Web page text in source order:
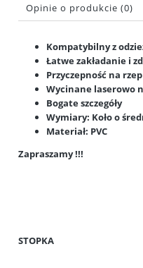
Opinie o produkcie (0)
Kompatybilny z
Łatwe zakładanie i
Przyczepność na rzep
Wycinane laserowo
Bogate szczegóły
Wymiary: Koło o
Materiał: PVC
Zapraszamy !!!
STOPKA